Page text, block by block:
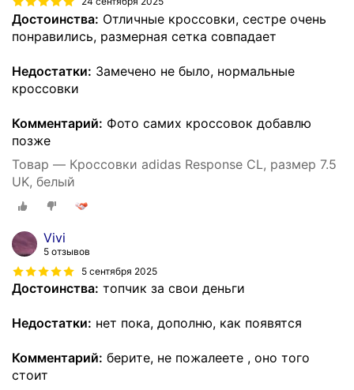
Достоинства: Отличные кроссовки, сестре очень
понравились, размерная сетка совпадает
Недостатки: Замечено не было, нормальные
кроссовки
Комментарий: Фото самих кроссовок добавлю
позже
Товар — Кроссовки adidas Response CL, размер 7.5
UK, белый
Vivi
5 отзывов
5 сентября 2025
Достоинства: топчик за свои деньги
Недостатки: нет пока, дополню, как появятся
Комментарий: берите, не пожалеете , оно того
стоит